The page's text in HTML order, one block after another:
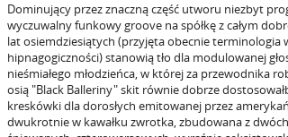
Dominujący przez znaczną część utworu niezbyt
wyczuwalny funkowy groove na spółkę z całym
lat osiemdziesiątych (przyjęta obecnie terminologia
hipnagogiczności) stanowią tło dla modulowanej
nieśmiałego młodzieńca, w której za przewodnika
osią "Black Balleriny" skit równie dobrze
kreskówki dla dorosłych emitowanej przez
dwukrotnie w kawałku zwrotka, zbudowana z